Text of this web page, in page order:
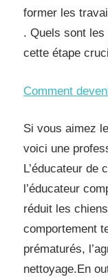
former les
. Quels sont
cette étape
Comment
Si vous aimez
voici une
L’éducateur de
l’éducateur
réduit les
comportement
prématurés,
nettoyage.En